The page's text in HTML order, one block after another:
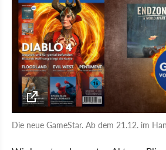
Die neue GameStar. Ab dem 21.12. im